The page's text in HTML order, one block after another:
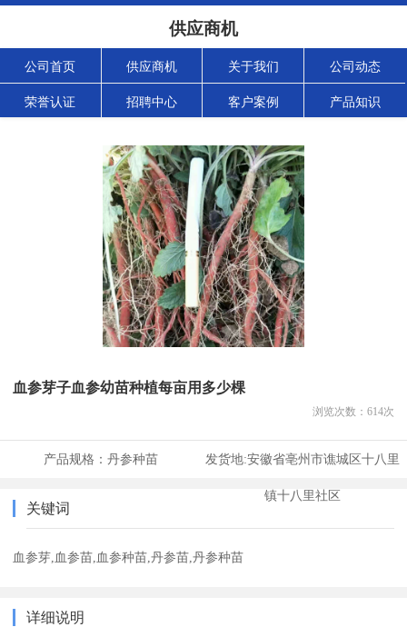
供应商机
公司首页 供应商机 关于我们 公司动态
荣誉认证 招聘中心 客户案例 产品知识
血参芽子血参幼苗种植每亩用多少棵
浏览次数： 614次
产品规格： 丹参种苗 发货地:安徽省亳州市谯城区十八里
镇十八里社区
关键词
血参芽,血参苗,血参种苗,丹参苗,丹参种苗
详细说明